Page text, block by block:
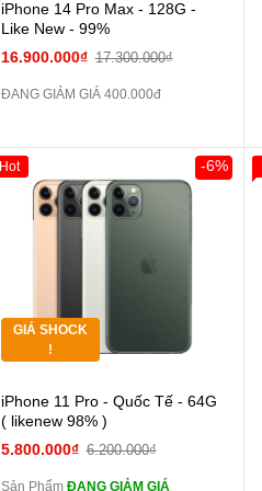
iPhone 14 Pro Max - 128G -
Like New - 99%
16.900.000₫ 17.300.000₫
ĐANG GIẢM GIÁ 400.000đ
GIÁ SHOCK
!
Giảm 100.000đ
Khách Hàng
Thân Thiết
Cường lực 10D full
màn
tai nghe iPhone 6S
iPhone 11 Pro - Quốc Tế - 64G
( likenew 98% )
5.800.000₫ 6.200.000₫
-6%
Sản Phẩm ĐANG GIẢM GIÁ
Hot